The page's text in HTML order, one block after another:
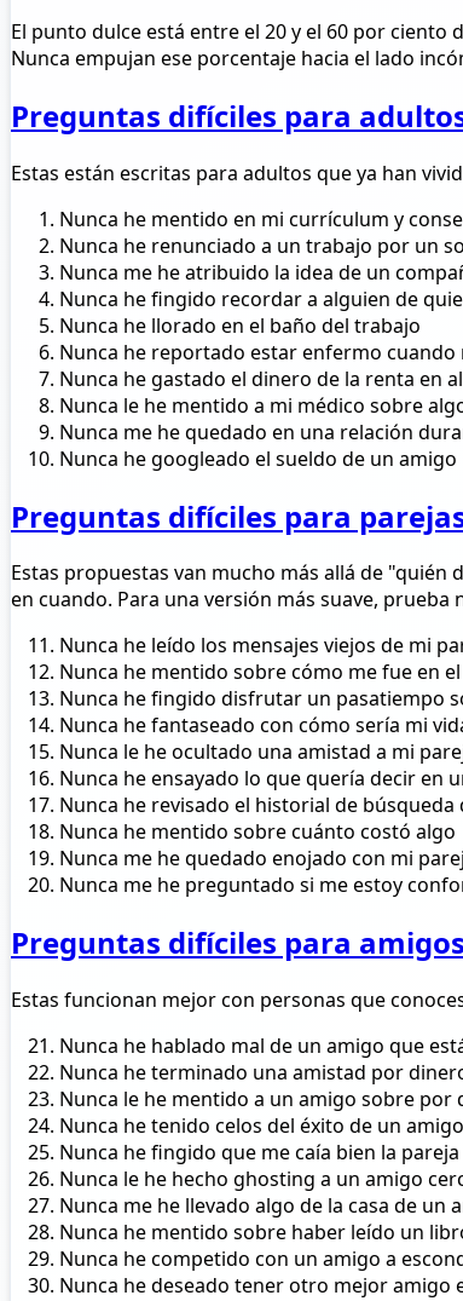
El punto dulce está entre el 20 y el 60 por
Nunca empujan ese porcentaje hacia el lado
Preguntas difíciles para
Estas están escritas para adultos que ya han
Nunca he mentido en mi currículum y
Nunca he renunciado a un trabajo por un
Nunca me he atribuido la idea de un
Nunca he fingido recordar a alguien de
Nunca he llorado en el baño del trabajo
Nunca he reportado estar enfermo
Nunca he gastado el dinero de la renta en
Nunca le he mentido a mi médico sobre
Nunca me he quedado en una relación
Nunca he googleado el sueldo de un amigo
Preguntas difíciles para
Estas propuestas van mucho más allá de
en cuando. Para una versión más suave, prueba
Nunca he leído los mensajes viejos de mi
Nunca he mentido sobre cómo me fue en
Nunca he fingido disfrutar un pasatiempo
Nunca he fantaseado con cómo sería mi
Nunca le he ocultado una amistad a mi
Nunca he ensayado lo que quería decir en
Nunca he revisado el historial de búsqueda
Nunca he mentido sobre cuánto costó algo
Nunca me he quedado enojado con mi
Nunca me he preguntado si me estoy
Preguntas difíciles para amigos
Estas funcionan mejor con personas que
Nunca he hablado mal de un amigo que
Nunca he terminado una amistad por
Nunca le he mentido a un amigo sobre por
Nunca he tenido celos del éxito de un amigo
Nunca he fingido que me caía bien la
Nunca le he hecho ghosting a un amigo
Nunca me he llevado algo de la casa de un
Nunca he mentido sobre haber leído un
Nunca he competido con un amigo a
Nunca he deseado tener otro mejor amigo